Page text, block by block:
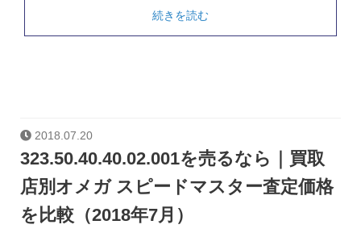
続きを読む
2018.07.20
323.50.40.40.02.001を売るなら｜買取
店別オメガ スピードマスター査定価格
を比較（2018年7月）